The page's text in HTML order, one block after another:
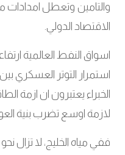
والتامين وتعطل امدادات
الاقتصاد الدولي.
اسواق النفط العالمية
استمرار التوتر العسكري
الخبراء يعتبرون ان ازمة
لازمة اوسع تضرب بنية
ففي مياه الخليج، لا تزال